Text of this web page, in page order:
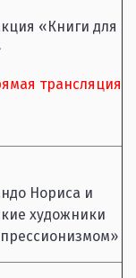
«Книги для
трансляция
Нориса и
художники